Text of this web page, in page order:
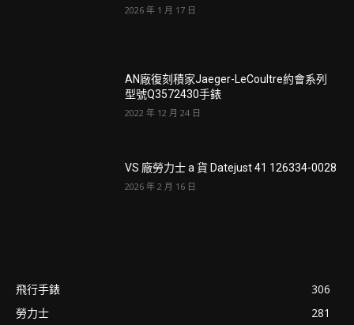
2026 年 1 月 17 日
AN廠復刻積家Jaeger-LeCoultre約會系列
型號Q3572430手錶
2022 年 12 月 24 日
VS 廠勞力士 a 貨 Datejust 41 126334-0028
2026 年 2 月 16 日
飛行手錶
306
勞力士
281